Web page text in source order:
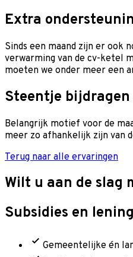
Extra
Sinds een maand zijn er ook
verwarming van de cv-ketel
moeten we onder meer een
Steentje
Belangrijk motief voor de
meer zo afhankelijk zijn van
Terug naar alle ervaringen
Wilt u aan de slag
Subsidies en
Gemeentelijke én